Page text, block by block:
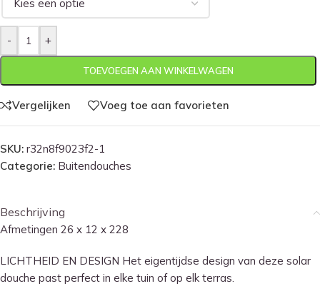
- +
TOEVOEGEN AAN WINKELWAGEN
Vergelijken Voeg toe aan favorieten
SKU: r32n8f9023f2-1
Categorie: Buitendouches
Beschrijving
Afmetingen 26 x 12 x 228
LICHTHEID EN DESIGN Het eigentijdse design van deze solar
douche past perfect in elke tuin of op elk terras.